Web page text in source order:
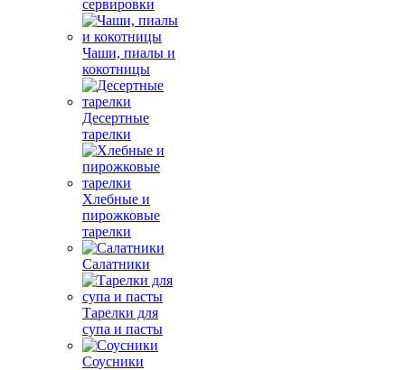
сервировки
Чаши, пиалы и
кокотницы
Десертные
тарелки
Хлебные и
пирожковые
тарелки
Салатники
Тарелки для
супа и пасты
Соусники